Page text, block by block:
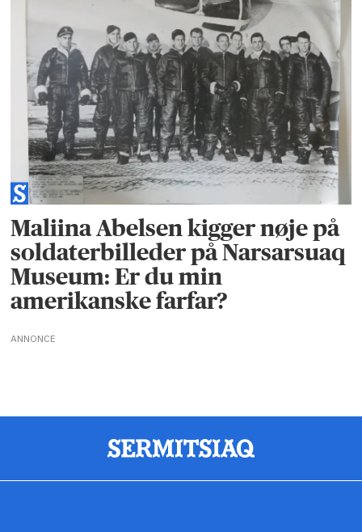
Maliina Abelsen kigger nøje på
soldaterbilleder på Narsarsuaq
Museum: Er du min
amerikanske farfar?
ANNONCE